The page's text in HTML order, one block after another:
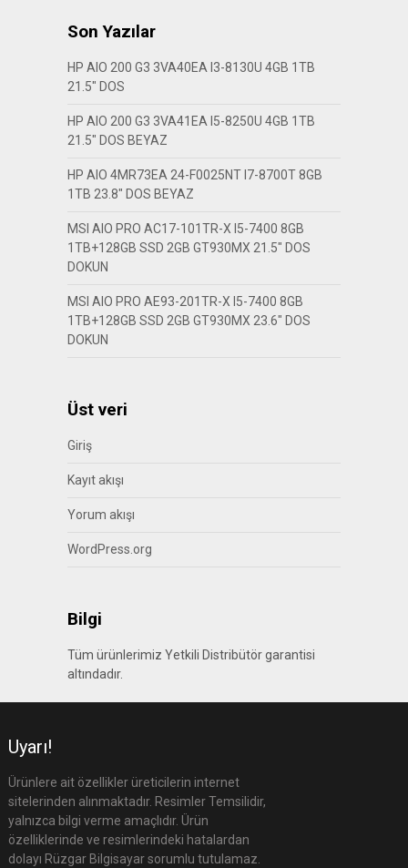
Son Yazılar
HP AIO 200 G3 3VA40EA I3-8130U 4GB 1TB
21.5″ DOS
HP AIO 200 G3 3VA41EA I5-8250U 4GB 1TB
21.5″ DOS BEYAZ
HP AIO 4MR73EA 24-F0025NT I7-8700T 8GB
1TB 23.8″ DOS BEYAZ
MSI AIO PRO AC17-101TR-X I5-7400 8GB
1TB+128GB SSD 2GB GT930MX 21.5″ DOS
DOKUN
MSI AIO PRO AE93-201TR-X I5-7400 8GB
1TB+128GB SSD 2GB GT930MX 23.6″ DOS
DOKUN
Üst veri
Giriş
Kayıt akışı
Yorum akışı
WordPress.org
Bilgi
Tüm ürünlerimiz Yetkili Distribütör garantisi
altındadır.
Uyarı!
Ürünlere ait özellikler üreticilerin internet
sitelerinden alınmaktadır. Resimler Temsilidir,
yalnızca bilgi verme amaçlıdır. Ürün
özelliklerinde ve resimlerindeki hatalardan
dolayı Rüzgar Bilgisayar sorumlu tutulamaz.